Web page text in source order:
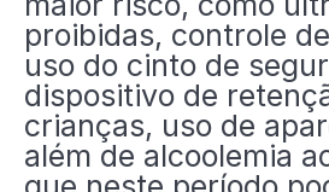
proibidas, controle
uso do cinto de
dispositivo de
crianças, uso de
além de alcoolemia